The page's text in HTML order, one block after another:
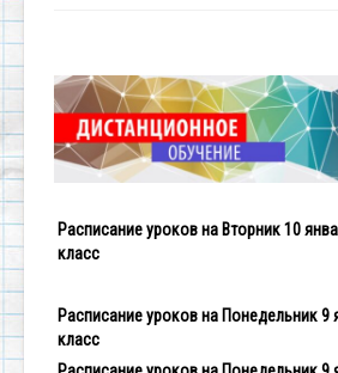
Расписание уроков на Вторник 10
класс
Расписание уроков на Понедельник 9
класс